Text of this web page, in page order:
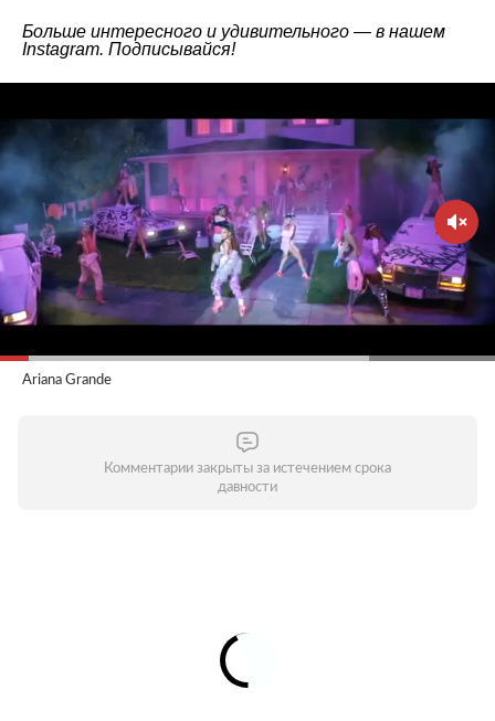
Больше интересного и удивительного — в нашем
Instagram. Подписывайся!
Ariana Grande
Комментарии закрыты за истечением срока
давности